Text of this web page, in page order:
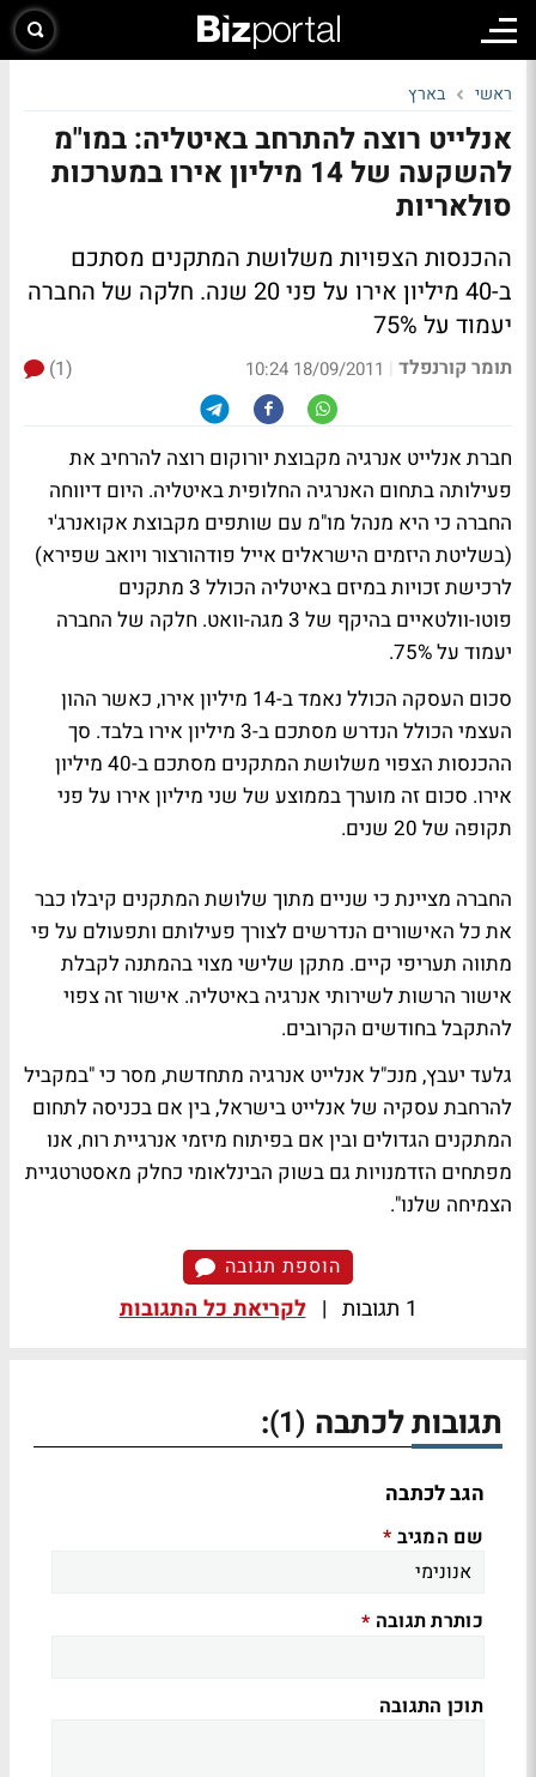
ראשי בארץ
אנלייט רוצה להתרחב באיטליה: במו"מ
להשקעה של 14 מיליון אירו במערכות
סולאריות
ההכנסות הצפויות משלושת המתקנים מסתכם
ב-40 מיליון אירו על פני 20 שנה. חלקה של החברה
יעמוד על 75%
תומר קורנפלד |
18/09/2011 10:24
(1)
חברת אנלייט אנרגיה מקבוצת יורוקום רוצה להרחיב את
פעילותה בתחום האנרגיה החלופית באיטליה. היום דיווחה
החברה כי היא מנהל מו"מ עם שותפים מקבוצת אקואנרג'י
(בשליטת היזמים הישראלים אייל פודהורצור ויואב שפירא)
לרכישת זכויות במיזם באיטליה הכולל 3 מתקנים
פוטו-וולטאיים בהיקף של 3 מגה-וואט. חלקה של החברה
יעמוד על 75%.
סכום העסקה הכולל נאמד ב-14 מיליון אירו, כאשר ההון
העצמי הכולל הנדרש מסתכם ב-3 מיליון אירו בלבד. סך
ההכנסות הצפוי משלושת המתקנים מסתכם ב-40 מיליון
אירו. סכום זה מוערך בממוצע של שני מיליון אירו על פני
תקופה של 20 שנים.
החברה מציינת כי שניים מתוך שלושת המתקנים קיבלו כבר
את כל האישורים הנדרשים לצורך פעילותם ותפעולם על פי
מתווה תעריפי קיים. מתקן שלישי מצוי בהמתנה לקבלת
אישור הרשות לשירותי אנרגיה באיטליה. אישור זה צפוי
להתקבל בחודשים הקרובים.
גלעד יעבץ, מנכ"ל אנלייט אנרגיה מתחדשת, מסר כי "במקביל
להרחבת עסקיה של אנלייט בישראל, בין אם בכניסה לתחום
המתקנים הגדולים ובין אם בפיתוח מיזמי אנרגיית רוח, אנו
מפתחים הזדמנויות גם בשוק הבינלאומי כחלק מאסטרטגיית
הצמיחה שלנו".
הוספת תגובה
1 תגובות | לקריאת כל התגובות
תגובות לכתבה (1)
:
הגב לכתבה
שם המגיב *
כותרת תגובה *
תוכן התגובה